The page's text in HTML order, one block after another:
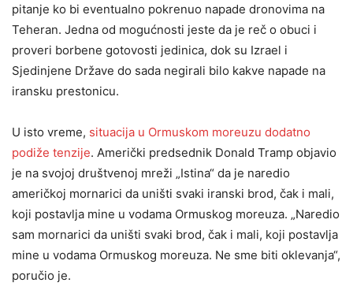
pitanje ko bi eventualno pokrenuo napade dronovima na
Teheran. Jedna od mogućnosti jeste da je reč o obuci i
proveri borbene gotovosti jedinica, dok su Izrael i
Sjedinjene Države do sada negirali bilo kakve napade na
iransku prestonicu.
U isto vreme, situacija u Ormuskom moreuzu dodatno
podiže tenzije. Američki predsednik Donald Tramp objavio
je na svojoj društvenoj mreži „Istina“ da je naredio
američkoj mornarici da uništi svaki iranski brod, čak i mali,
koji postavlja mine u vodama Ormuskog moreuza. „Naredio
sam mornarici da uništi svaki brod, čak i mali, koji postavlja
mine u vodama Ormuskog moreuza. Ne sme biti oklevanja“,
poručio je.